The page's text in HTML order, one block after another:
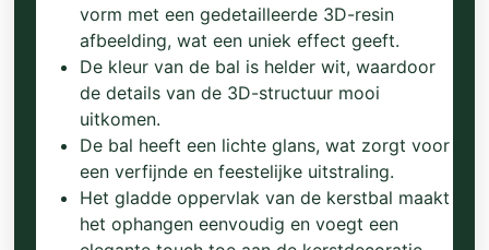
vorm met een gedetailleerde 3D-resin
afbeelding, wat een uniek effect geeft.
De kleur van de bal is helder wit, waardoor
de details van de 3D-structuur mooi
uitkomen.
De bal heeft een lichte glans, wat zorgt voor
een verfijnde en feestelijke uitstraling.
Het gladde oppervlak van de kerstbal maakt
het ophangen eenvoudig en voegt een